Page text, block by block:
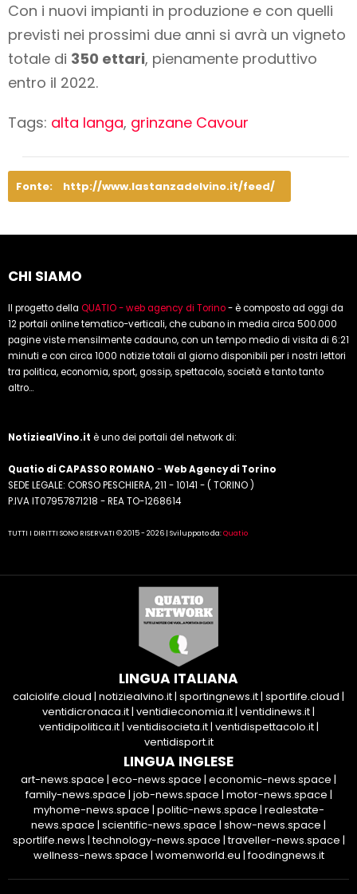
Con i nuovi impianti in produzione e con quelli
previsti nei prossimi due anni si avrà un vigneto
totale di 350 ettari, pienamente produttivo
entro il 2022.
Tags: alta langa, grinzane Cavour
Fonte: http://www.lastanzadelvino.it/feed/
CHI SIAMO
Il progetto della QUATIO - web agency di Torino- è composto ad oggi da
12 portali online tematico-verticali, che cubano in media circa 500.000
pagine viste mensilmente cadauno, con un tempo medio di visita di 6:21
minuti e con circa 1000 notizie totali al giorno disponibili per i nostri lettori
tra politica, economia, sport, gossip, spettacolo, società e tanto tanto
altro...
NotiziealVino.it è uno dei portali del network di:
Quatio di CAPASSO ROMANO -Web Agency di Torino
SEDE LEGALE: CORSO PESCHIERA, 211 - 10141 - ( TORINO )
P.IVA IT07957871218 - REA TO-1268614
TUTTI I DIRITTI SONO RISERVATI © 2015 - 2026 | Sviluppato da:Quatio
LINGUA ITALIANA
calciolife.cloud | notiziealvino.it| sportingnews.it| sportlife.cloud |
ventidicronaca.it| ventidieconomia.it| ventidinews.it|
ventidipolitica.it| ventidisocieta.it| ventidispettacolo.it|
ventidisport.it
LINGUA INGLESE
art-news.space | eco-news.space | economic-news.space |
family-news.space | job-news.space | motor-news.space |
myhome-news.space | politic-news.space | realestate-
news.space | scientific-news.space | show-news.space |
sportlife.news |technology-news.space |traveller-news.space |
wellness-news.space | womenworld.eu |foodingnews.it